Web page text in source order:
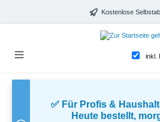
Kostenlose
inkl.
✅ Für Profis &
Heute bestellt,